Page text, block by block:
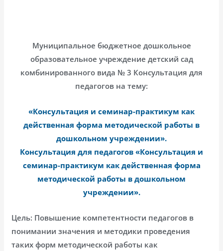
Муниципальное бюджетное дошкольное
образовательное учреждение детский сад
комбинированного вида № 3 Консультация для
педагогов на тему:
«Консультация и семинар-практикум как
действенная форма методической работы в
дошкольном учреждении».
Консультация для педагогов «Консультация и
семинар-практикум как действенная форма
методической работы в дошкольном
учреждении».
Цель: Повышение компетентности педагогов в
понимании значения и методики проведения
таких форм методической работы как